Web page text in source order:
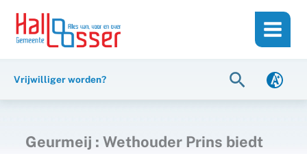
inhoud
naar
Vrijwilliger worden? Zoeken
Geurmeij : Wethouder Prins biedt